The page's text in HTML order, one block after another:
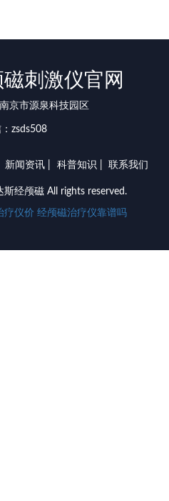
刺激仪官网
京市源泉科技园区
zsds508
新闻资讯 科普知识 联系我们
经颅磁 All rights reserved.
疗仪价 经颅磁治疗仪靠谱吗